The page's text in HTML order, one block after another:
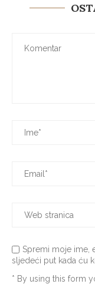
Spremi moje ime,
sljedeći put kada ću
* By using this form